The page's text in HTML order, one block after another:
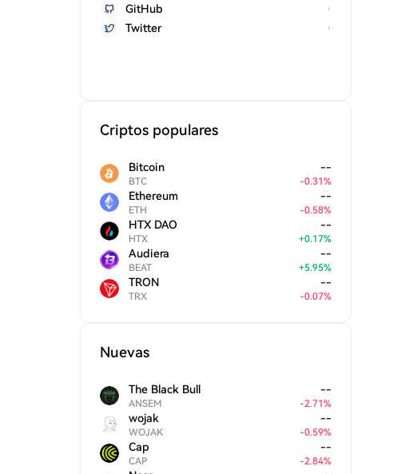
GitHub
Twitter
Criptos populares
Bitcoin
BTC
--
-0.31%
Ethereum
ETH
--
-0.58%
HTX DAO
HTX
--
+0.17%
Audiera
BEAT
--
+5.95%
TRON
TRX
--
-0.07%
Nuevas
The Black Bull
ANSEM
--
-2.71%
wojak
WOJAK
--
-0.59%
Cap
CAP
--
-2.84%